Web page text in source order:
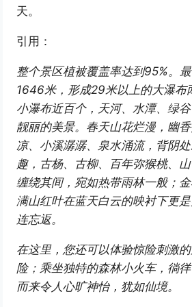
天。
引用：
整个景区植被覆盖率达到95%。
1646米，形成29米以上的大瀑布
小瀑布近百个，天河、水潭、绿
靓丽的美景。春天山花烂漫，幽
凉、小溪潺潺、泉水涌流，背阴
趣，古杨、古柳、百年弥猴桃、山
缠绕其间，宛如热带雨林一般；金
满山红叶在蓝天白云的映衬下更
连忘返。
在这里，您还可以体验惊险刺激
险；乘坐独特的森林小火车，徜
而来令人心旷神怡，犹如仙境。